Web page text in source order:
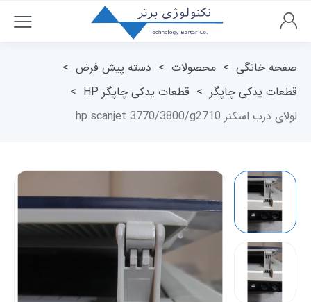
صفحه خانگی > محصولات > دسته پیش فرض >
قطعات یدکی چاپگر > قطعات یدکی چاپگر HP
>
لولای درب اسکنر hp scanjet 3770/3800/g2710